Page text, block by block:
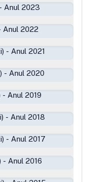
- Anul 2023
Anul 2022
- Anul 2021
- Anul 2020
- Anul 2019
- Anul 2018
- Anul 2017
- Anul 2016